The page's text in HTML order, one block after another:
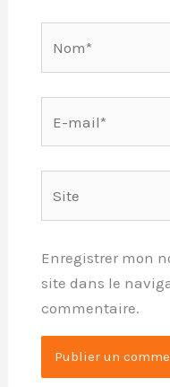
mail*
Enregistrer mon
site dans le
commentaire.